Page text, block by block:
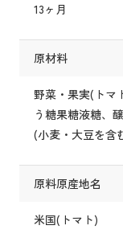
13ヶ月
原材料
野菜・果実(トマ
う糖果糖液糖、
(小麦・大豆を含
原料原産地名
米国(トマト)